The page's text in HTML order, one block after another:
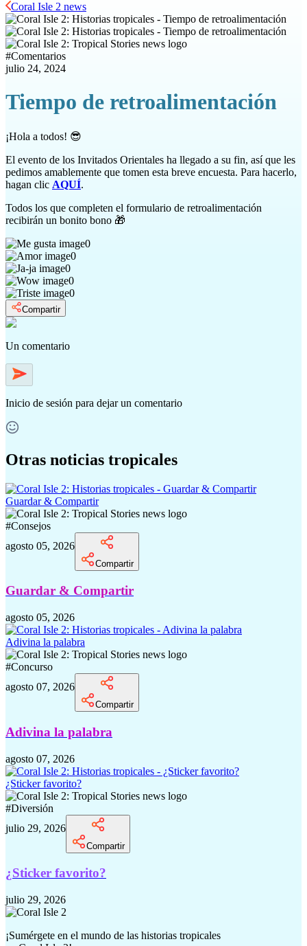
Coral Isle 2 news
#Comentarios
julio 24, 2024
Tiempo de retroalimentación
¡Hola a todos! 😎
El evento de los Invitados Orientales ha llegado a su fin, así que les
pedimos amablemente que tomen esta breve encuesta. Para hacerlo,
hagan clic AQUÍ.
Todos los que completen el formulario de retroalimentación
recibirán un bonito bono 🎁
0
0
0
0
0
Compartir
Un comentario
Inicio de sesión para dejar un comentario
Otras noticias tropicales
Guardar & Compartir
#Consejos
agosto 05, 2026
Compartir
Guardar & Compartir
agosto 05, 2026
Adivina la palabra
#Concurso
agosto 07, 2026
Compartir
Adivina la palabra
agosto 07, 2026
¿Sticker favorito?
#Diversión
julio 29, 2026
Compartir
¿Sticker favorito?
julio 29, 2026
¡Sumérgete en el mundo de las historias tropicales